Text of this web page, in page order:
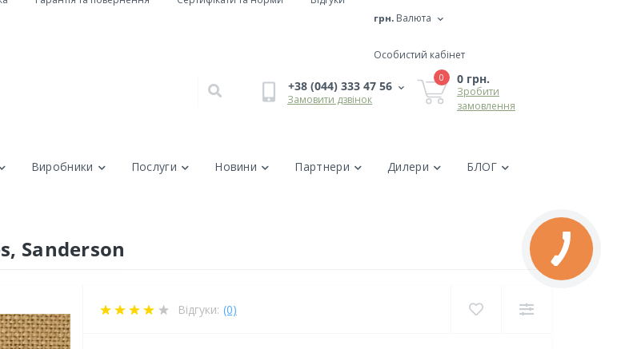
грн. Валюта
Особистий кабінет
+38 (044) 333 47 56
Замовити дзвінок
0 0 грн.
Зробити
замовлення
Виробники Послуги Новини Партнери Дилери БЛОГ
Sanderson
Відгуки: (0)